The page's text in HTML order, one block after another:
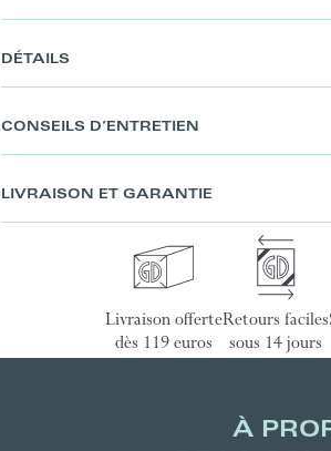
DÉTAILS
CONSEILS D’ENTRETIEN
LIVRAISON ET GARANTIE
Livraison offerte
dès 119 euros
Retours faciles
sous 14 jours
À